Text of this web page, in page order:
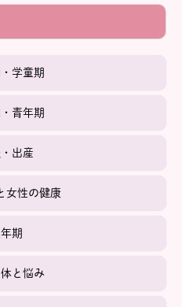
学童期
青年期
出産
女性の健康
期
と悩み